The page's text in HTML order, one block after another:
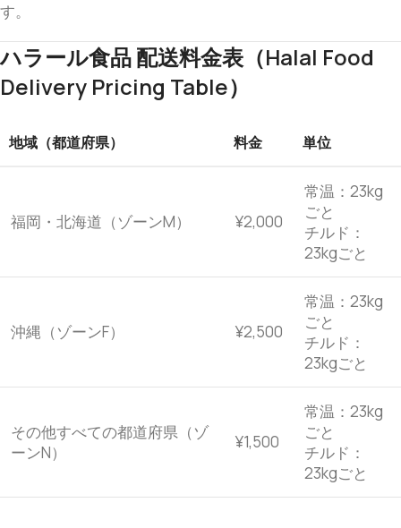
す。
ハラール食品 配送料金表（Halal Food
Delivery Pricing Table）
地域（都道府県） 料金 単位
福岡・北海道（ゾーンM） ¥2,000
常温：23kg
ごと
チルド：
23kgごと
沖縄（ゾーンF） ¥2,500
常温：23kg
ごと
チルド：
23kgごと
その他すべての都道府県（ゾ
ーンN）
¥1,500
常温：23kg
ごと
チルド：
23kgごと